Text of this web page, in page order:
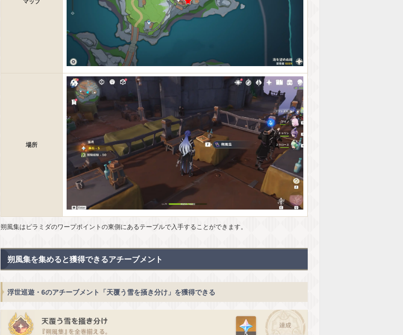
場所
朔風集はピラミダのワープポイントの東側にあるテーブルで入手することができます。
朔風集を集めると獲得できるアチーブメント
浮世巡遊・6のアチーブメント「天覆う雪を掻き分け」を獲得できる